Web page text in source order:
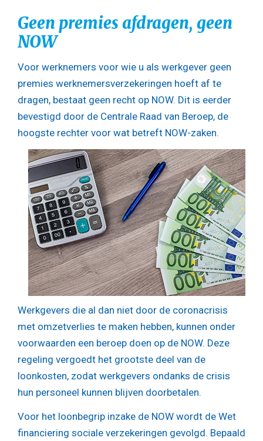
Geen premies afdragen, geen
NOW
Voor werknemers voor wie u als werkgever geen
premies werknemersverzekeringen hoeft af te
dragen, bestaat geen recht op NOW. Dit is eerder
bevestigd door de Centrale Raad van Beroep, de
hoogste rechter voor wat betreft NOW-zaken.
Werkgevers die al dan niet door de coronacrisis
met omzetverlies te maken hebben, kunnen onder
voorwaarden een beroep doen op de NOW. Deze
regeling vergoedt het grootste deel van de
loonkosten, zodat werkgevers ondanks de crisis
hun personeel kunnen blijven doorbetalen.
Voor het loonbegrip inzake de NOW wordt de Wet
financiering sociale verzekeringen gevolgd. Bepaald